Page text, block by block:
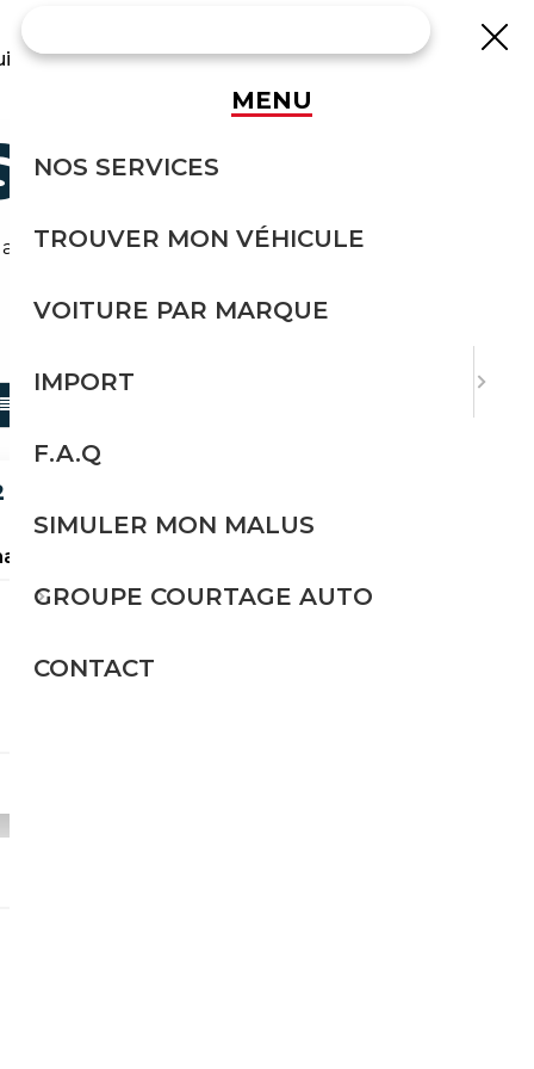
attend sur notre comparateur auto.
TRIER PAR
MASSAGE SOLAR
+49 1520-711...
551 CH (405 kW)
MENU
NOS SERVICES
TROUVER MON VÉHICULE
VOITURE PAR MARQUE
IMPORT
F.A.Q
SIMULER MON MALUS
GROUPE COURTAGE AUTO
CONTACT